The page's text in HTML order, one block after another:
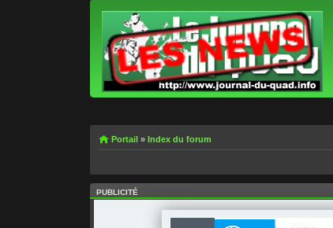
Portail »Index du forum
PUBLICITÉ